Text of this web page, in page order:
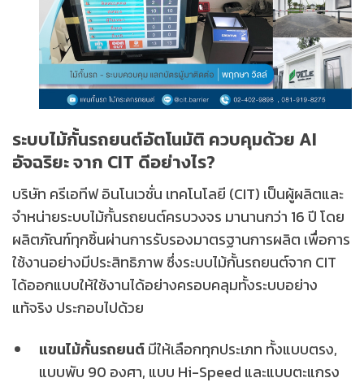
ระบบไม้กั้นรถยนต์อัตโนมัติ ควบคุมด้วย AI
อัจฉริยะ จาก CIT ดีอย่างไร?
บริษัท ครีเอทีฟ อินโนเวชั่น เทคโนโลยี (CIT) เป็นผู้ผลิตและ
จำหน่ายระบบไม้กั้นรถยนต์ครบวงจร มานานกว่า 16 ปี โดย
ผลิตภัณฑ์ทุกชิ้นผ่านการรับรองมาตรฐานการผลิต เพื่อการ
ใช้งานอย่างมีประสิทธิภาพ ซึ่งระบบไม้กั้นรถยนต์จาก CIT
ได้ออกแบบให้ใช้งานได้อย่างครอบคลุมทั้งระบบอย่าง
แท้จริง ประกอบไปด้วย
แขนไม้กั้นรถยนต์มีให้เลือกทุกประเภท ทั้งแบบตรง,
แบบพับ 90 องศา, แบบ Hi-Speed และแบบตะแกรง